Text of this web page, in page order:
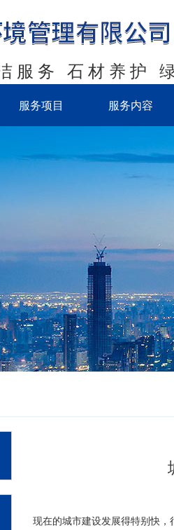
服务 石材养护
服务项目 服务内容
现在的城市建设发展得特别快